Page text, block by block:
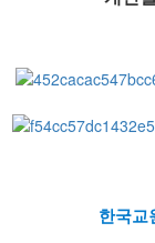
한국교